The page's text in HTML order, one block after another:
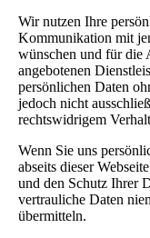
Wir nutzen Ihre
Kommunikation mit
wünschen und für die
angebotenen
persönlichen Daten
jedoch nicht
rechtswidrigem
Wenn Sie uns
abseits dieser
und den Schutz Ihrer
vertrauliche Daten
übermitteln.